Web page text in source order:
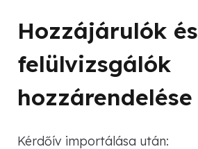
Hozzájárulók és
felülvizsgálók
hozzárendelése
Kérdőív importálása után: